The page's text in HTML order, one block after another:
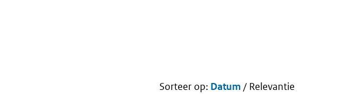
Sorteer op: Datum / Relevantie